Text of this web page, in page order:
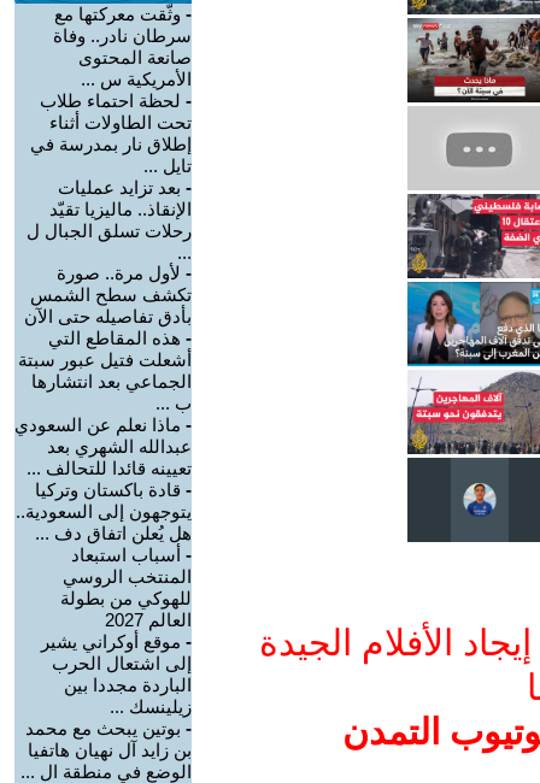
الأفلام الجيدة
التمدن
- وثّقت معركتها مع
سرطان نادر.. وفاة
صانعة المحتوى
الأمريكية س ...
- لحظة احتماء طلاب
تحت الطاولات أثناء
إطلاق نار بمدرسة في
تايل ...
- بعد تزايد عمليات
الإنقاذ.. ماليزيا تقيّد
رحلات تسلق الجبال ل
...
- لأول مرة.. صورة
تكشف سطح الشمس
بأدق تفاصيله حتى الآن
- هذه المقاطع التي
أشعلت فتيل عبور سبتة
الجماعي بعد انتشارها
ب ...
- ماذا نعلم عن السعودي
عبدالله الشهري بعد
تعيينه قائدا للتحالف ...
- قادة باكستان وتركيا
يتوجهون إلى السعودية..
هل يُعلن اتفاق دف ...
- أسباب استبعاد
المنتخب الروسي
للهوكي من بطولة
العالم 2027
- موقع أوكراني يشير
إلى اشتعال الحرب
الباردة مجددا بين
زيلينسك ...
- بوتين يبحث مع محمد
بن زايد آل نهيان هاتفيا
الوضع في منطقة ال ...